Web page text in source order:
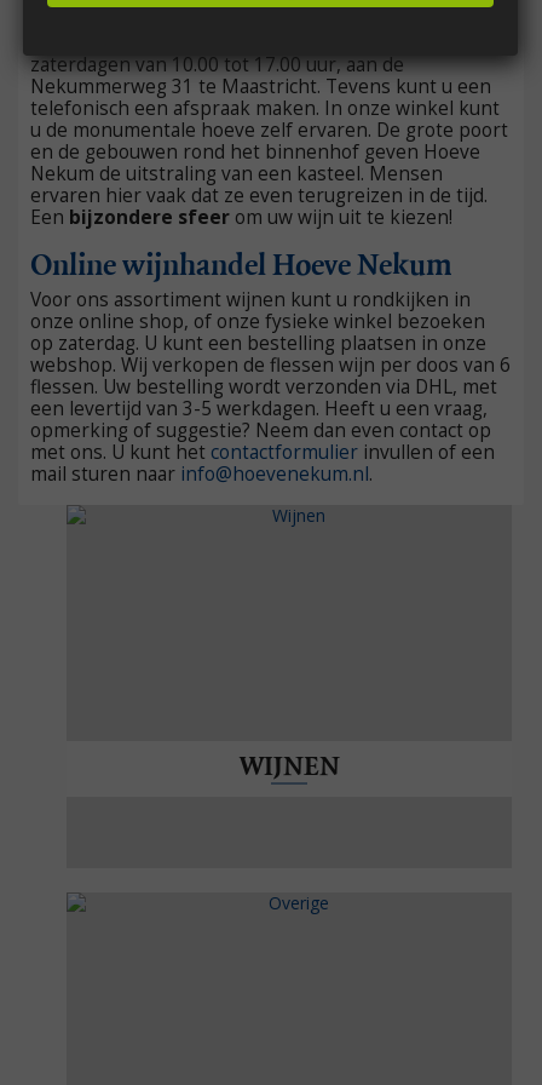
Huisverkoop van onze wijnen
zaterdagen van 10.00 tot 17.00 uur, aan de
Nekummerweg 31 te Maastricht. Tevens kunt u een
telefonisch een afspraak maken. In onze winkel kunt
u de monumentale hoeve zelf ervaren. De grote poort
en de gebouwen rond het binnenhof geven Hoeve
Nekum de uitstraling van een kasteel. Mensen
ervaren hier vaak dat ze even terugreizen in de tijd.
Een bijzondere sfeer om uw wijn uit te kiezen!
Online wijnhandel Hoeve Nekum
Voor ons assortiment wijnen kunt u rondkijken in
onze online shop, of onze fysieke winkel bezoeken
op zaterdag. U kunt een bestelling plaatsen in onze
webshop. Wij verkopen de flessen wijn per doos van 6
flessen. Uw bestelling wordt verzonden via DHL, met
een levertijd van 3-5 werkdagen. Heeft u een vraag,
opmerking of suggestie? Neem dan even contact op
met ons. U kunt het contactformulier invullen of een
mail sturen naar info@hoevenekum.nl.
WIJNEN